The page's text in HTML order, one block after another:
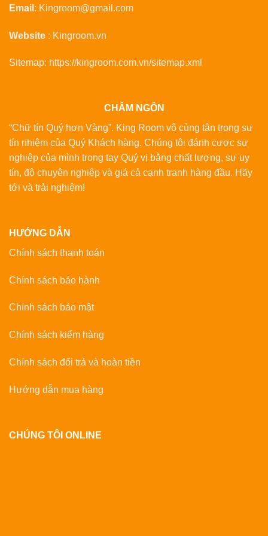
Email : Kingroom@gmail.com
Website : Kingroom.vn
Sitemap: https://kingroom.com.vn/sitemap.xml
CHÂM NGÔN
“Chữ tín Quý hơn Vàng”. King Room vô cùng tân trọng sự
tín nhiệm của Quý Khách hàng. Chúng tôi đánh cược sự
nghiệp của mình trong tay Quý vị bằng chất lượng, sự uy
tín, độ chuyên nghiệp và giá cả cạnh tranh hàng đầu. Hãy
tới và trải nghiệm!
HƯỚNG DẪN
Chính sách thanh toán
Chính sách bảo hành
Chính sách bảo mật
Chính sách kiểm hàng
Chính sách đổi trả và hoàn tiền
Hướng dẫn mua hàng
CHÚNG TÔI ONLINE